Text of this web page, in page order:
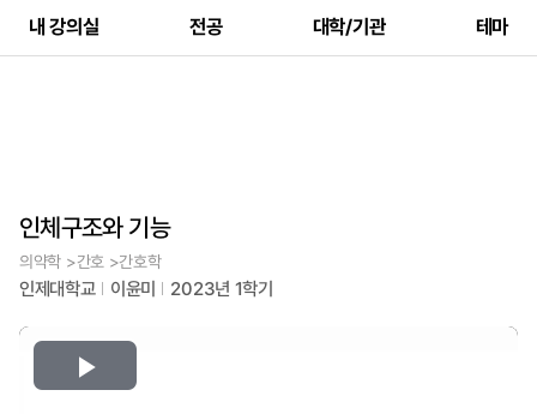
내 강의실 전공 대학/기관 테마
인체구조와 기능
의약학 >간호 >간호학
인제대학교 이윤미 2023년 1학기
Play